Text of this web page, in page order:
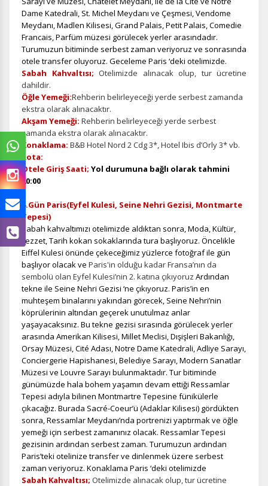
Dame Katedrali, St. Michel Meydanı ve Çeşmesi, Vendome
Meydanı, Madlen Kilisesi, Grand Palais, Petit Palais, Comedie
Francais, Parfüm müzesi görülecek yerler arasındadır.
Turumuzun bitiminde serbest zaman veriyoruz ve sonrasında
otele transfer oluyoruz. Geceleme Paris ‘deki otelimizde.
Sabah Kahvaltısı; Otelimizde alınacak olup, tur ücretine
dahildir.
Öğle Yemeği:Rehberin belirleyeceği yerde serbest zamanda
ekstra olarak alınacaktır.
Akşam Yemeği: Rehberin belirleyeceği yerde serbest
zamanda ekstra olarak alınacaktır.
Konaklama: B&B Hotel Nord 2 Cdg 3*, Hotel Ibis d’Orly 3* vb.
Rota:
Otele Giriş Saati; Yol durumuna bağlı olarak tahmini
20:00
4.Gün Paris(Eyfel Kulesi, Seine Nehri Gezisi, Montmarte
Tepesi)
Sabah kahvaltımızı otelimizde aldıktan sonra, Moda, Kültür,
Lezzet, Tarih kokan sokaklarında tura başlıyoruz. Öncelikle
Eiffel Kulesi önünde çekeceğimiz yüzlerce fotoğraf ile gün
başlıyor olacak ve Paris'in olduğu kadar Fransa’nın da
sembolü olan Eyfel Kulesi’nin 2. katına çıkıyoruz Ardından
tekne ile Seine Nehri Gezisi ‘ne çıkıyoruz. Paris’in en
muhteşem binalarını yakından görecek, Seine Nehri’nin
köprülerinin altından geçerek unutulmaz anlar
yaşayacaksınız. Bu tekne gezisi sırasında görülecek yerler
arasında Amerikan Kilisesi, Millet Meclisi, Dışişleri Bakanlığı,
Orsay Müzesi, Cité Adası, Notre Dame Katedrali, Adliye Sarayı,
Conciergerie Hapishanesi, Belediye Sarayı, Modern Sanatlar
Müzesi ve Louvre Sarayı bulunmaktadır. Tur bitiminde
günümüzde hala bohem yaşamın devam ettiği Ressamlar
Tepesi adıyla bilinen Montmartre Tepesine fünikülerle
çıkacağız. Burada Sacré-Coeur’ü (Adaklar Kilisesi) gördükten
sonra, Ressamlar Meydanı’nda portrenizi yaptırmak ve öğle
yemeği için serbest zamanınız olacak. Ressamlar Tepesi
gezisinin ardından serbest zaman. Turumuzun ardından
Paris’teki otelinize transfer ve dinlenmek üzere serbest
zaman veriyoruz. Konaklama Paris ‘deki otelimizde
Sabah Kahvaltısı; Otelimizde alınacak olup, tur ücretine